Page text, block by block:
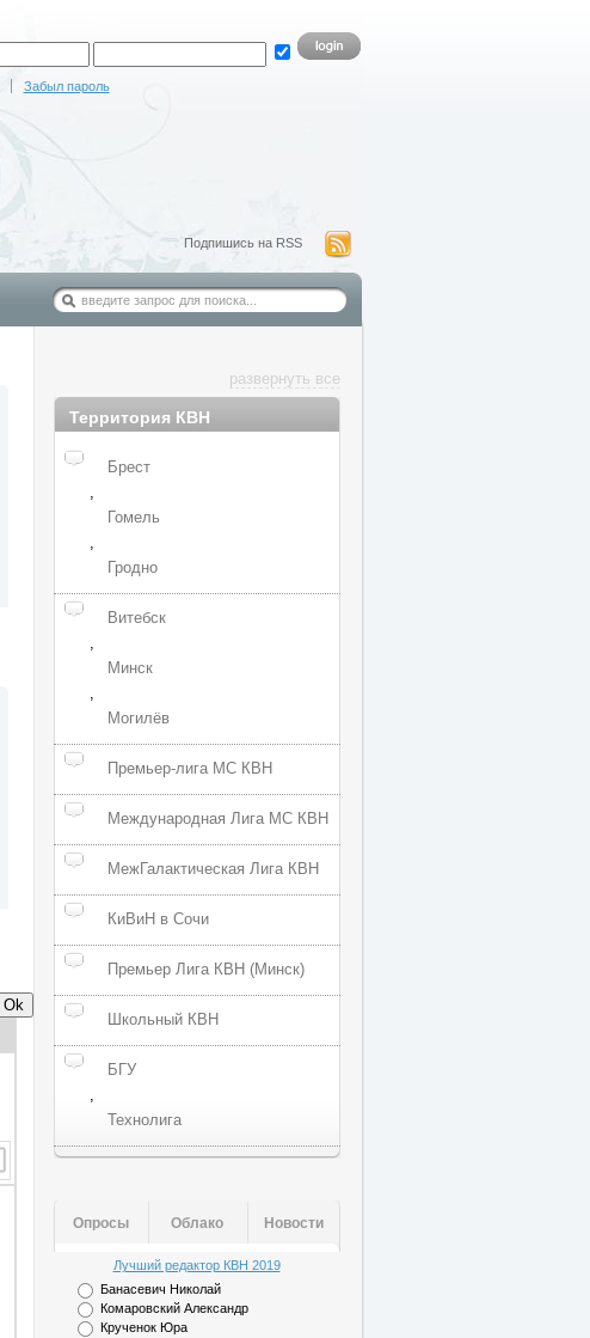
Забыл пароль
Подпишись на RSS
развернуть все
Территория КВН
Брест
,
Гомель
,
Гродно
Витебск
,
Минск
,
Могилёв
Премьер-лига МС КВН
Международная Лига МС КВН
МежГалактическая Лига КВН
КиВиН в Сочи
Премьер Лига КВН (Минск)
Школьный КВН
БГУ
,
Технолига
Опросы Облако Новости
Лучший редактор КВН 2019
Банасевич Николай
Комаровский Александр
Крученок Юра